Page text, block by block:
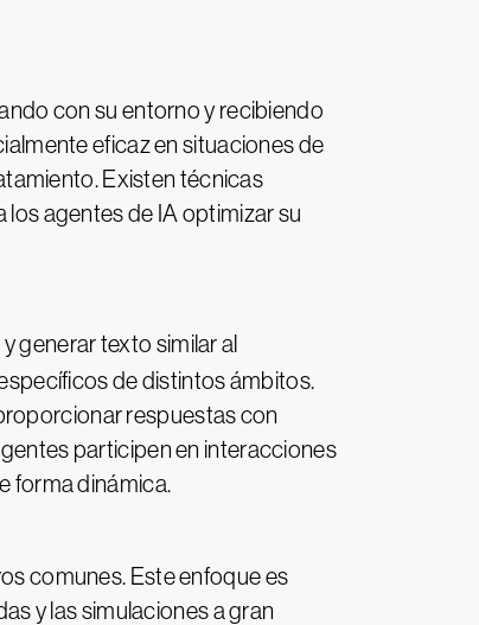
con su entorno y recibiendo
eficaz en situaciones de
Existen técnicas
agentes de IA optimizar su
generar texto similar al
de distintos ámbitos.
respuestas con
participen en interacciones
forma dinámica.
comunes. Este enfoque es
y las simulaciones a gran